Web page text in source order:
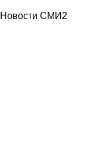
Новости СМИ2